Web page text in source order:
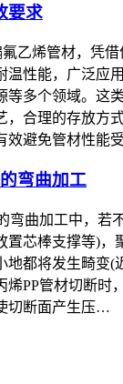
要求
乙烯管材，凭
温性能，广泛应
等多个领域。这
，合理的存放方
效避免管材性能
弯曲加工
弯曲加工中，若
置芯棒支撑等)，
地都将发生畸变(
烯PP管材切断时
切断面产生压…